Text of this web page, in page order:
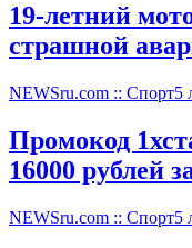
19-летний
страшной
NEWSru.com :: Спорт5
Промокод
16000 рублей
NEWSru.com :: Спорт5